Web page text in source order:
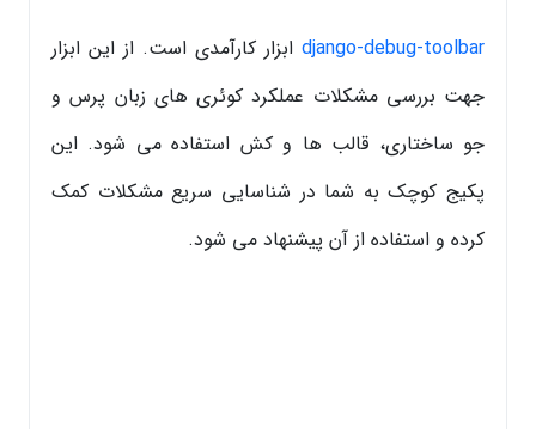
django-debug-toolbar ابزار کارآمدی است. از این ابزار
جهت بررسی مشکلات عملکرد کوئری های زبان پرس و
جو ساختاری، قالب ها و کش استفاده می شود. این
پکیج کوچک به شما در شناسایی سریع مشکلات کمک
کرده و استفاده از آن پیشنهاد می شود.